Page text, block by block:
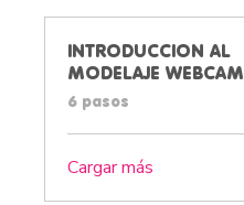
INTRODUCCION AL
MODELAJE WEBCAM
.6 pasos
Cargar más